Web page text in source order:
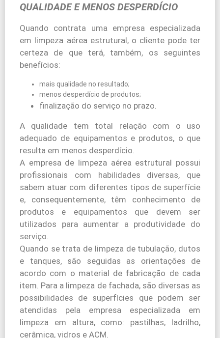
QUALIDADE E MENOS DESPERDÍCIO
Quando contrata uma empresa especializada
em limpeza aérea estrutural, o cliente pode ter
certeza de que terá, também, os seguintes
benefícios:
mais qualidade no resultado;
menos desperdício de produtos;
finalização do serviço no prazo.
A qualidade tem total relação com o uso
adequado de equipamentos e produtos, o que
resulta em menos desperdício.
A empresa de limpeza aérea estrutural possui
profissionais com habilidades diversas, que
sabem atuar com diferentes tipos de superfície
e, consequentemente, têm conhecimento de
produtos e equipamentos que devem ser
utilizados para aumentar a produtividade do
serviço.
Quando se trata de limpeza de tubulação, dutos
e tanques, são seguidas as orientações de
acordo com o material de fabricação de cada
item. Para a limpeza de fachada, são diversas as
possibilidades de superfícies que podem ser
atendidas pela empresa especializada em
limpeza em altura, como: pastilhas, ladrilho,
cerâmica, vidros e ACM.